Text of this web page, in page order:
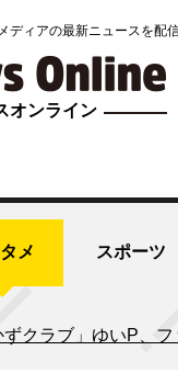
ディアの最新ニュースを配
オンライン
メ スポーツ
ずクラブ」ゆいP、